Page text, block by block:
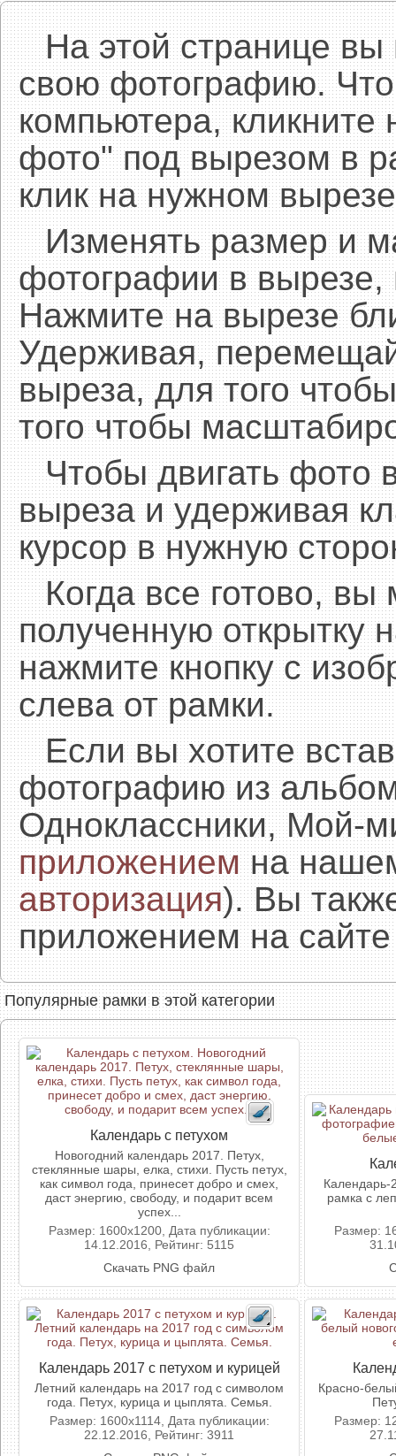
На этой странице вы
свою фотографию.
компьютера, кликните
фото" под вырезом в
клик на нужном
Изменять размер и
фотографии в
Нажмите на вырезе
Удерживая,
выреза, для того
того чтобы
Чтобы двигать фото
выреза и удерживая
курсор в нужную
Когда все готово,
полученную открытку
нажмите кнопку с
слева от рамки.
Если вы хотите
фотографию из
Одноклассники, Мой-
приложениемна нашем
авторизация). Вы
приложением на сайте
Популярные рамки в этой категории
Календарь с петухом
Новогодний календарь 2017. Петух,
стеклянные шары, елка, стихи. Пусть петух,
как символ года, принесет добро и смех,
даст энергию, свободу, и подарит всем
успех...
Размер: 1600x1200, Дата публикации:
14.12.2016, Рейтинг: 5115
Скачать PNG файл
Календарь-
рамка с
Размер:
Календарь 2017 с петухом и курицей
Летний календарь на 2017 год с символом
года. Петух, курица и цыплята. Семья.
Размер: 1600x1114, Дата публикации:
22.12.2016, Рейтинг: 3911
Красно-
Размер: